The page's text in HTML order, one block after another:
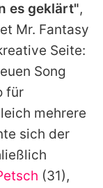
es geklärt",
Mr. Fantasy
Seite:
Song
für
mehrere
sich der
(31),